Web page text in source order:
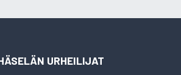
URHEILIJAT